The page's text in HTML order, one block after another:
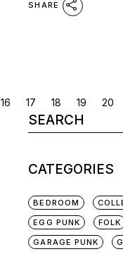
SHARE
POSTS
16 17 18 19 20
Search
for:
CATEGORIES
BEDROOM
EGG PUNK
FOLK
GARAGE PUNK